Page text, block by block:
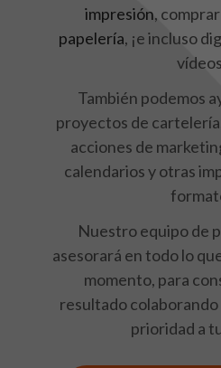
impresión,
papelería, ¡e incluso
También podemos
proyectos de
acciones de
calendarios y otras
Nuestro equipo de
asesorará en todo lo
momento, para
resultado
prioridad a